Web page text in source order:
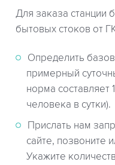
Для заказа станции
бытовых стоков от
Определить
примерный
норма составляет
человека в сутки).
Прислать нам
сайте, позвоните
Укажите